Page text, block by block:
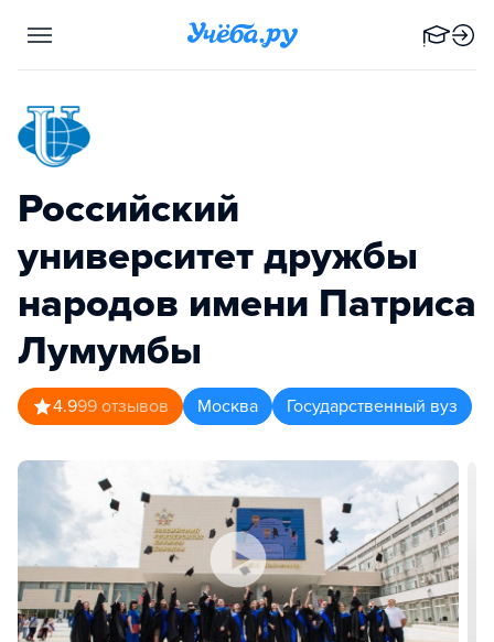
Российский
университет дружбы
народов имени Патриса
Лумумбы
4.999 отзывов Москва Государственный вуз